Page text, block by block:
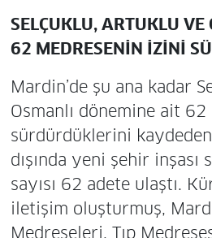
SELÇUKLU, ARTUKLU VE
62 MEDRESENİN İZİNİ
Mardin’de şu ana kadar
Osmanlı dönemine ait
sürdürdüklerini
dışında yeni şehir inşası
sayısı 62 adete ulaştı.
iletişim oluşturmuş,
Medreseleri, Tıp